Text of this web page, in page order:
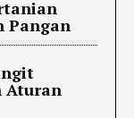
Pangan
Aturan